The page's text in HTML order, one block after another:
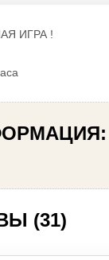
ИГРА !
(31)